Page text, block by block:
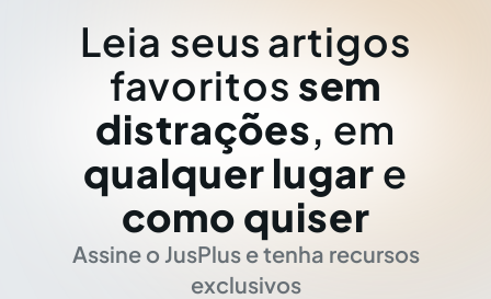
Leia seus artigos
favoritos sem
distrações, em
qualquer lugar e
como quiser
Assine o JusPlus e tenha recursos
exclusivos